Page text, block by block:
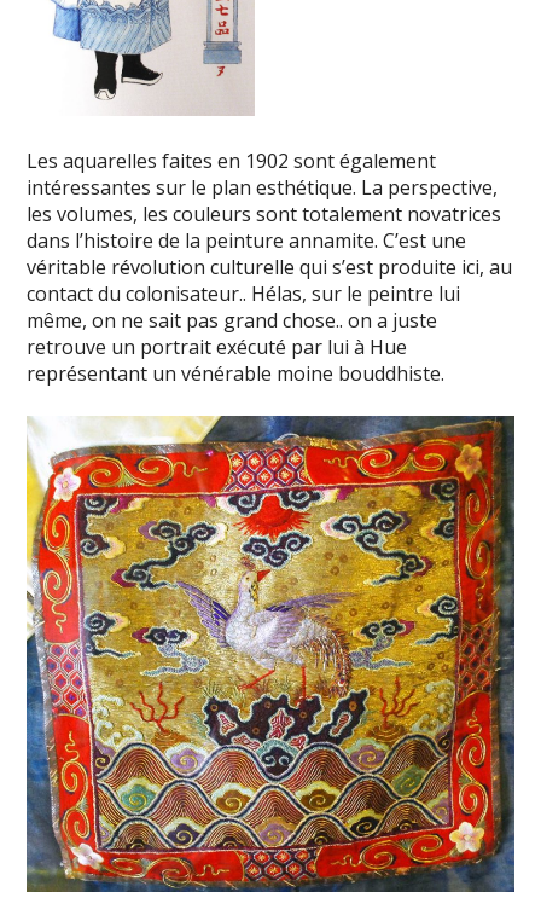
Les aquarelles faites en 1902 sont également
intéressantes sur le plan esthétique. La perspective,
les volumes, les couleurs sont totalement novatrices
dans l’histoire de la peinture annamite. C’est une
véritable révolution culturelle qui s’est produite ici, au
contact du colonisateur.. Hélas, sur le peintre lui
même, on ne sait pas grand chose.. on a juste
retrouve un portrait exécuté par lui à Hue
représentant un vénérable moine bouddhiste.